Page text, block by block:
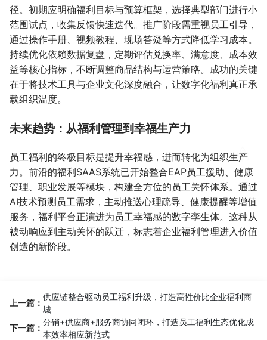
径。初期应明确福利目标与预算框架，选择典型部门进行小
范围试点，收集反馈快速迭代。推广阶段需重视员工引导，
通过操作手册、视频教程、现场答疑等方式降低学习成本。
持续优化依赖数据复盘，定期评估兑换率、满意度、成本效
益等核心指标，不断调整商品结构与运营策略。成功的关键
在于将技术工具与企业文化深度融合，让数字化福利真正承
载组织温度。
未来趋势：从福利管理到幸福生产力
员工福利的终极目标是提升幸福感，进而转化为组织生产
力。前沿的福利SAAS系统已开始整合EAP员工援助、健康
管理、职业发展等模块，构建全方位的员工关怀体系。通过
AI技术预测员工需求，主动推送心理疏导、健康提醒等增值
服务，福利平台正演进为员工幸福感的数字孪生体。这种从
被动响应到主动关怀的跃迁，标志着企业福利管理进入价值
创造的新阶段。
上一篇：
供应链整合驱动员工福利升级，打造高性价比企业福利商
城
下一篇：
分销+供应商+服务商协同闭环，打造员工福利生态优化成
本效率相应新范式